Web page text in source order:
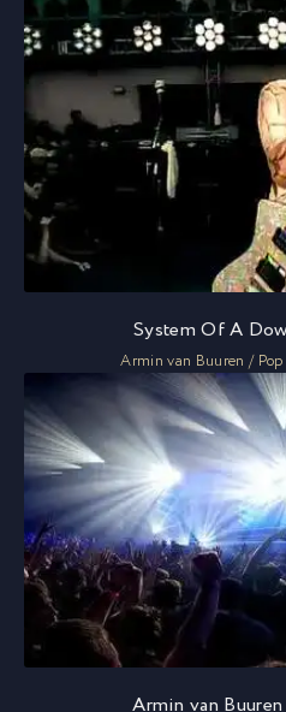
System Of A
Armin van Buuren /
Armin van